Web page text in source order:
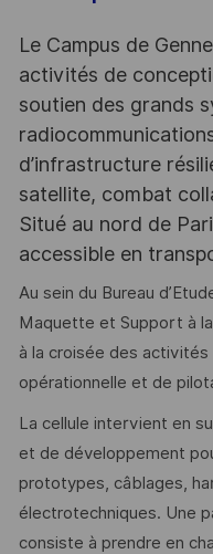
Le Campus de
activités de
soutien des grands
d’infrastructure
satellite, combat
Situé au nord de
accessible en
Au sein du Bureau
Maquette et Support à
à la croisée des
opérationnelle et de
La cellule intervient en
et de développement
prototypes, câblages,
électrotechniques. Une
consiste à prendre en